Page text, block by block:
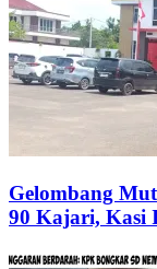
Gelombang
90 Kajari, Kasi